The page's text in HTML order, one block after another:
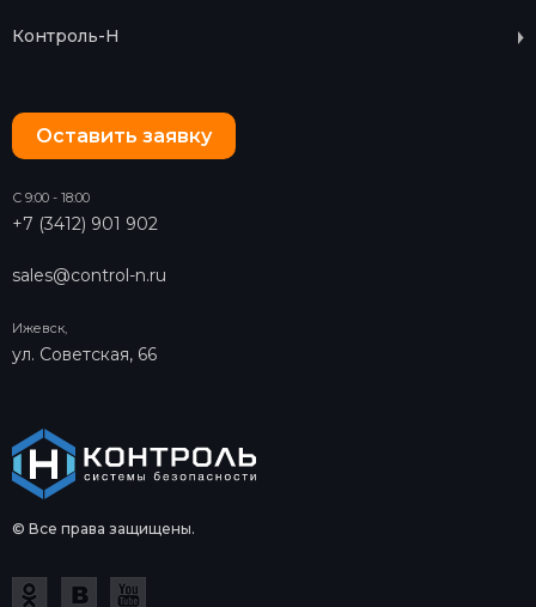
© Все права защищены.
Оставить заявку
С 9:00 - 18:00
+7 (3412) 901 902
sales@control-n.ru
Ижевск,
ул. Советская, 66
Контроль-Н